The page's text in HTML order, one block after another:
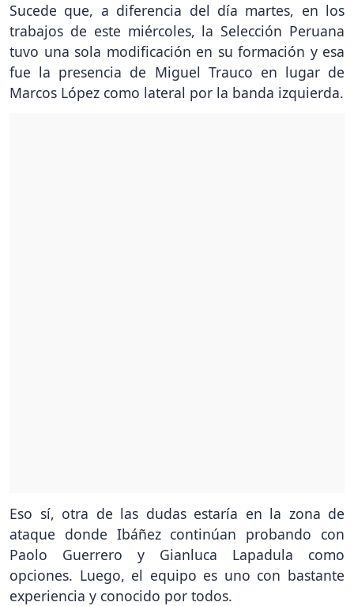
Sucede que, a diferencia del día martes, en los
trabajos de este miércoles, la Selección Peruana
tuvo una sola modificación en su formación y esa
fue la presencia de Miguel Trauco en lugar de
Marcos López como lateral por la banda izquierda.
Eso sí, otra de las dudas estaría en la zona de
ataque donde Ibáñez continúan probando con
Paolo Guerrero y Gianluca Lapadula como
opciones. Luego, el equipo es uno con bastante
experiencia y conocido por todos.